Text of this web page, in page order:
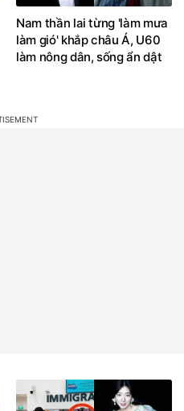
Nam thần lai từng 'làm mưa
làm gió' khắp châu Á, U60
làm nông dân, sống ẩn dật